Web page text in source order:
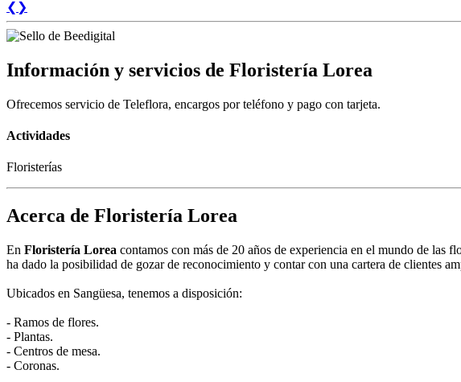
❮ ❯
Información y servicios de Floristería Lorea
Ofrecemos servicio de Teleflora, encargos por teléfono y pago con tarjeta.
Actividades
Floristerías
Acerca de Floristería Lorea
En Floristería Lorea contamos con más de 20 años de experiencia en el mundo de las
ha dado la posibilidad de gozar de reconocimiento y contar con una cartera de clientes
Ubicados en Sangüesa, tenemos a disposición:
- Ramos de flores.
- Plantas.
- Centros de mesa.
- Coronas.